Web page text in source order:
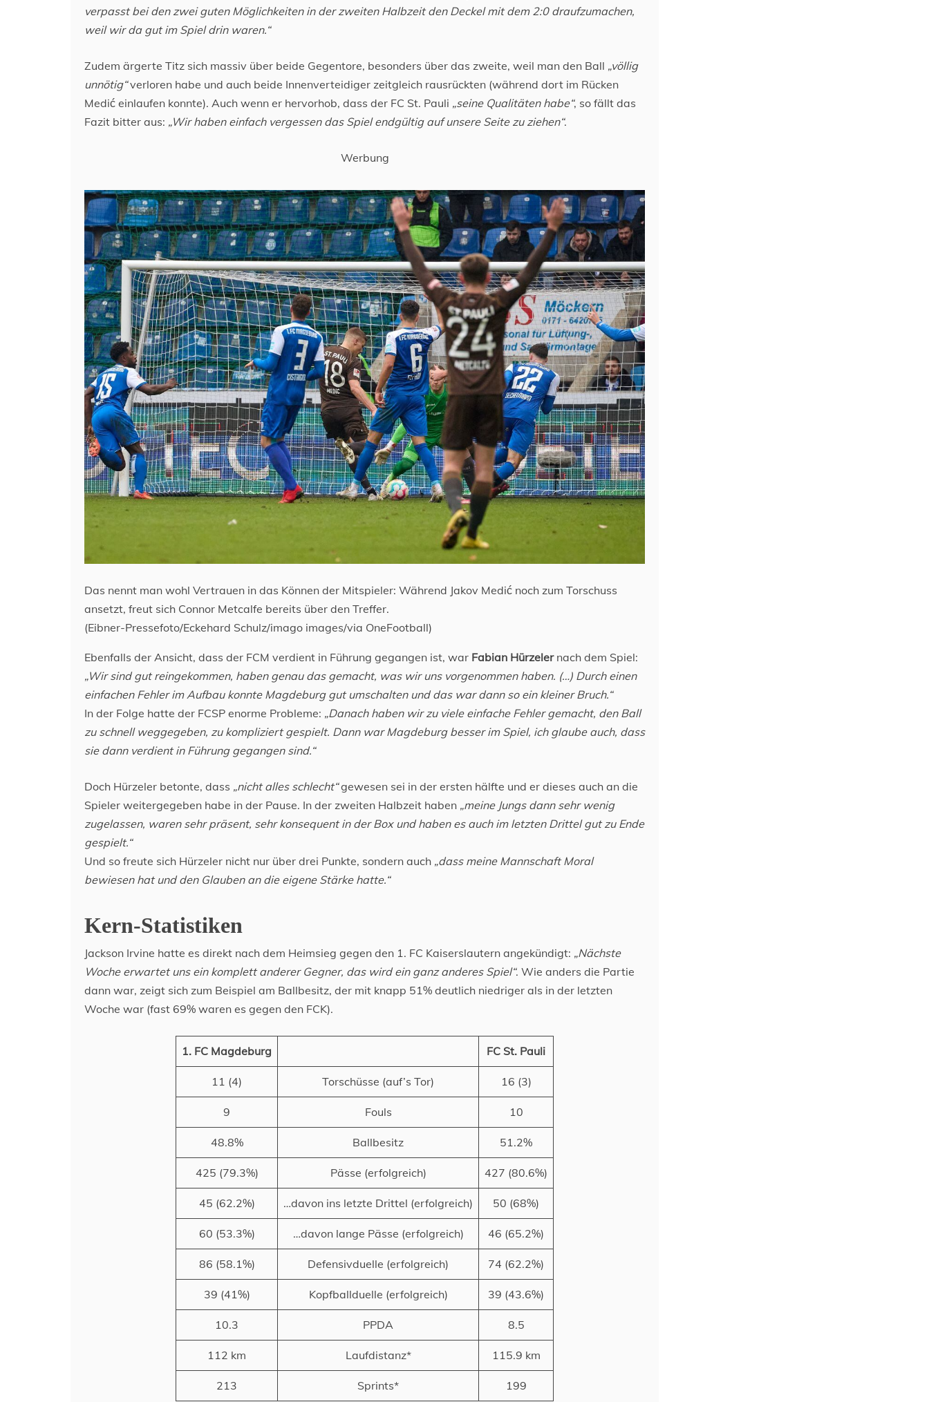
verpasst bei den zwei guten Möglichkeiten in der zweiten Halbzeit den Deckel mit dem 2:0 draufzumachen,
weil wir da gut im Spiel drin waren.“
Zudem ärgerte Titz sich massiv über beide Gegentore, besonders über das zweite, weil man den Ball „völlig
unnötig“verloren habe und auch beide Innenverteidiger zeitgleich rausrückten (während dort im Rücken
Medić einlaufen konnte). Auch wenn er hervorhob, dass der FC St. Pauli „seine Qualitäten habe“, so fällt das
Fazit bitter aus: „Wir haben einfach vergessen das Spiel endgültig auf unsere Seite zu ziehen“.
Werbung
Das nennt man wohl Vertrauen in das Können der Mitspieler: Während Jakov Medić noch zum Torschuss
ansetzt, freut sich Connor Metcalfe bereits über den Treffer.
(Eibner-Pressefoto/Eckehard Schulz/imago images/via OneFootball)
Ebenfalls der Ansicht, dass der FCM verdient in Führung gegangen ist, war Fabian Hürzelernach dem Spiel:
„Wir sind gut reingekommen, haben genau das gemacht, was wir uns vorgenommen haben. (…) Durch einen
einfachen Fehler im Aufbau konnte Magdeburg gut umschalten und das war dann so ein kleiner Bruch.“
In der Folge hatte der FCSP enorme Probleme: „Danach haben wir zu viele einfache Fehler gemacht, den Ball
zu schnell weggegeben, zu kompliziert gespielt. Dann war Magdeburg besser im Spiel, ich glaube auch, dass
sie dann verdient in Führung gegangen sind.“
Doch Hürzeler betonte, dass „nicht alles schlecht“gewesen sei in der ersten hälfte und er dieses auch an die
Spieler weitergegeben habe in der Pause. In der zweiten Halbzeit haben „meine Jungs dann sehr wenig
zugelassen, waren sehr präsent, sehr konsequent in der Box und haben es auch im letzten Drittel gut zu Ende
gespielt.“
Und so freute sich Hürzeler nicht nur über drei Punkte, sondern auch „dass meine Mannschaft Moral
bewiesen hat und den Glauben an die eigene Stärke hatte.“
Kern-Statistiken
Jackson Irvine hatte es direkt nach dem Heimsieg gegen den 1. FC Kaiserslautern angekündigt: „Nächste
Woche erwartet uns ein komplett anderer Gegner, das wird ein ganz anderes Spiel“. Wie anders die Partie
dann war, zeigt sich zum Beispiel am Ballbesitz, der mit knapp 51% deutlich niedriger als in der letzten
Woche war (fast 69% waren es gegen den FCK).
1. FC Magdeburg FC St. Pauli
11 (4) Torschüsse (auf’s Tor) 16 (3)
9 Fouls 10
48.8% Ballbesitz 51.2%
425 (79.3%) Pässe (erfolgreich) 427 (80.6%)
45 (62.2%) …davon ins letzte Drittel (erfolgreich) 50 (68%)
60 (53.3%) …davon lange Pässe (erfolgreich) 46 (65.2%)
86 (58.1%) Defensivduelle (erfolgreich) 74 (62.2%)
39 (41%) Kopfballduelle (erfolgreich) 39 (43.6%)
10.3 PPDA 8.5
112 km Laufdistanz* 115.9 km
213 Sprints* 199